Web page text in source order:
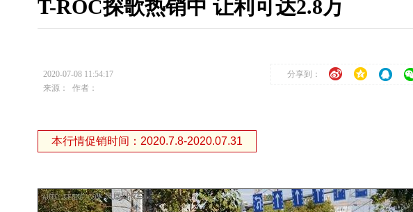
T-ROC探歌热销中 让利可达2.8万
2020-07-08 11:54:17
分享到：
来源：
作者：
本行情促销时间：2020.7.8-2020.07.31